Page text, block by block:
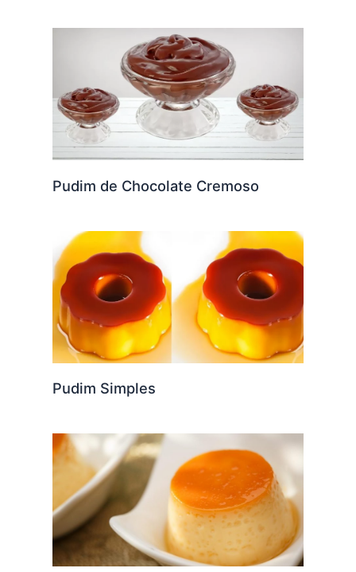
Pudim de Chocolate Cremoso
Pudim Simples